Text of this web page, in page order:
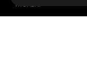
HYUNDAI
IVECO